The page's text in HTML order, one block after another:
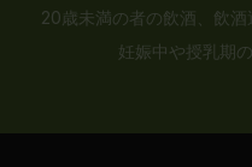
20歳未満の者の飲酒、飲酒
妊娠中や授乳期